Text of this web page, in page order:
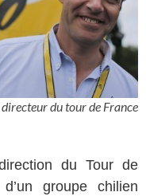
du tour de France
du Tour de
groupe chilien